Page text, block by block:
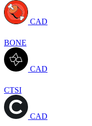
CAD
BONE
CAD
CTSI
CAD